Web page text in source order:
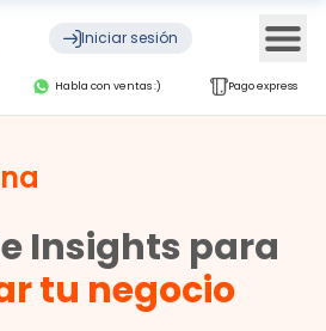
Iniciar sesión
Habla con ventas :) Pago express
Insights para
tu negocio